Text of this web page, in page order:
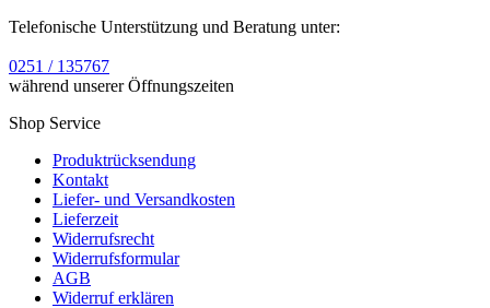
Telefonische Unterstützung und Beratung unter:
0251 / 135767
während unserer Öffnungszeiten
Shop Service
Produktrücksendung
Kontakt
Liefer- und Versandkosten
Lieferzeit
Widerrufsrecht
Widerrufsformular
AGB
Widerruf erklären